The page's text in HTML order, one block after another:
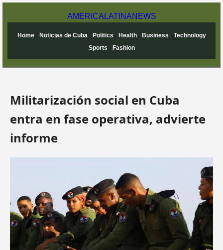
AMERICA LATINANEWS
Home Noticias de Cuba Politics Health Business
Technology
Sports
Fashion
Militarización social en Cuba
entra en fase operativa, advierte
informe